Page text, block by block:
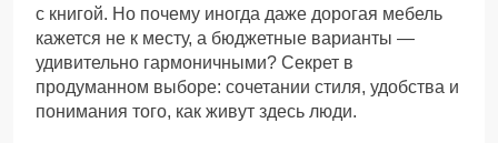
с книгой. Но почему иногда даже дорогая мебель
кажется не к месту, а бюджетные варианты —
удивительно гармоничными? Секрет в
продуманном выборе: сочетании стиля, удобства и
понимания того, как живут здесь люди.